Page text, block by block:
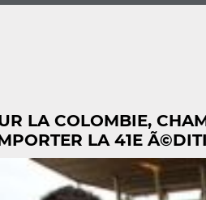
LA COLOMBIE,
LA 41E